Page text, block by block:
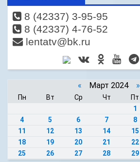
8 (42337) 3-95-95
8 (42337) 4-76-52
lentatv@bk.ru
« Март 2024 »
Пн Вт Ср Чт Пт
1
4
5 6 7 8
11
12 13 14 15
18
19 20 21 22
25
26 27 28 29